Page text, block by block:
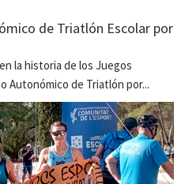
de Triatlón Escolar por
la historia de los Juegos
Autonómico de Triatlón por...